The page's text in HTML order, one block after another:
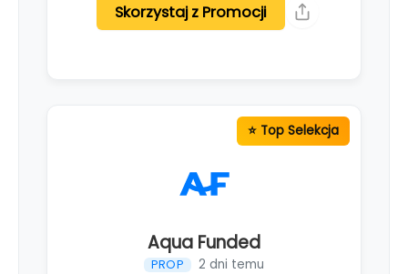
Skorzystaj z Promocji
Aqua Funded
PROP 2 dni temu